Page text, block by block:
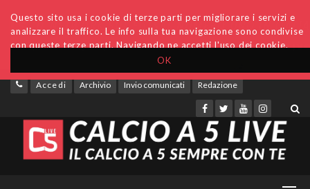
OK
Questo sito usa i cookie di terze parti per migliorare i servizi e
analizzare il traffico. Le info sulla tua navigazione sono condivise
con queste terze parti. Navigando ne accetti l'uso dei cookie.
Accedi Archivio Invio comunicati Redazione